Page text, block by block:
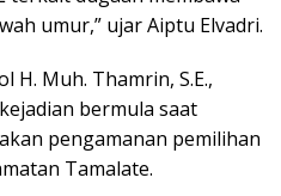
umur,” ujar Aiptu Elvadri.
H. Muh. Thamrin, S.E.,
bermula saat
pengamanan pemilihan
Tamalate.